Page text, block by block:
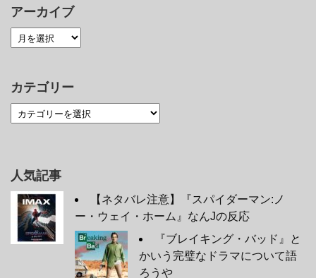
アーカイブ
カテゴリー
人気記事
【ネタバレ注意】『スパイダーマン:ノ
ー・ウェイ・ホーム』なんJの反応
『ブレイキング・バッド』と
かいう完璧なドラマについて語
ろうや